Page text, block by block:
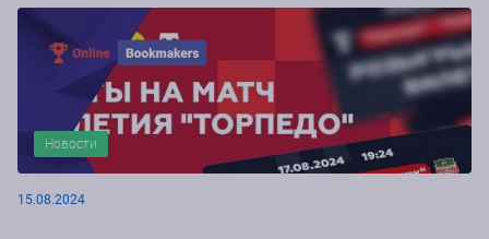
Новости
15.08.2024